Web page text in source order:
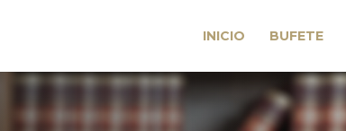
INICIO BUFETE